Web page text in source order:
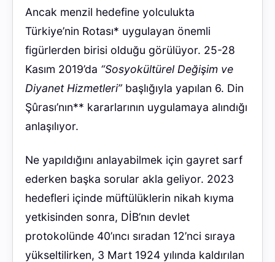
Ancak menzil hedefine yolculukta
Türkiye’nin Rotası* uygulayan önemli
figürlerden birisi olduğu görülüyor. 25-28
Kasım 2019’da “Sosyokültürel Değişim ve
Diyanet Hizmetleri” başlığıyla yapılan 6. Din
Şûrası’nın** kararlarının uygulamaya alındığı
anlaşılıyor.
Ne yapıldığını anlayabilmek için gayret sarf
ederken başka sorular akla geliyor. 2023
hedefleri içinde müftülüklerin nikah kıyma
yetkisinden sonra, DİB’nın devlet
protokolünde 40’ıncı sıradan 12’nci sıraya
yükseltilirken, 3 Mart 1924 yılında kaldırılan